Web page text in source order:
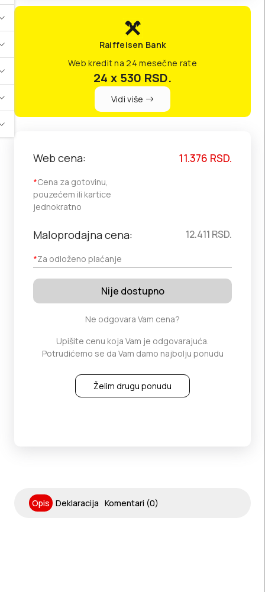
Raiffeisen Bank
Web kredit na 24 mesečne rate
24 x 530 RSD.
Vidi više
Web cena:
*Cena za gotovinu,
pouzećem ili kartice
jednokratno
11.376 RSD.
Maloprodajna cena:
*Za odloženo plaćanje
12.411 RSD.
Nije dostupno
Ne odgovara Vam cena?
Upišite cenu koja Vam je odgovarajuća.
Potrudićemo se da Vam damo najbolju ponudu
Želim drugu ponudu
Opis Deklaracija Komentari (0)